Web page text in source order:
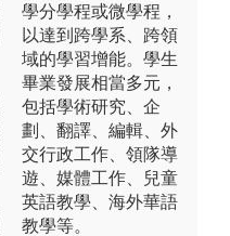
學分學程或微學程，
以達到跨學系、跨領
域的學習增能。學生
畢業發展相當多元，
包括學術研究、企
劃、翻譯、編輯、外
交行政工作、領隊導
遊、媒體工作、兒童
英語教學、海外華語
教學等。